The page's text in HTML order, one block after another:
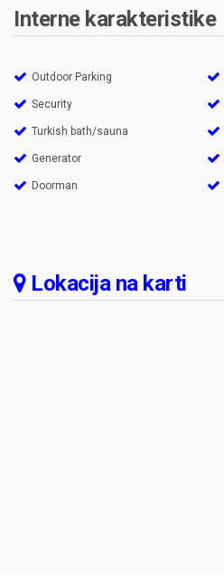
Interne karakteristike
Outdoor Parking
Security
Turkish bath/sauna
Generator
Doorman
Lokacija na karti